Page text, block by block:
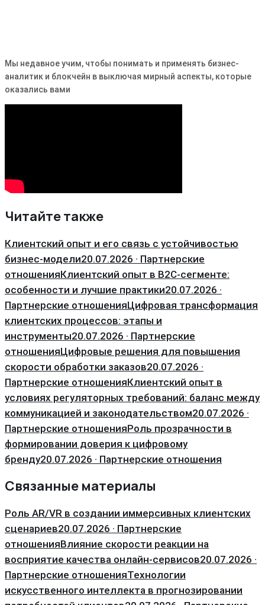
Мы недавное учим, чтобы понимать и применять бизнес-
аналитик и блокчейн в выключая мирный аспекты, которые
оказались вами
Читайте также
Клиентский опыт и его связь с устойчивостью
бизнес-модели20.07.2026 · Партнерские
отношенияКлиентский опыт в B2C-сегменте:
особенности и лучшие практики20.07.2026 ·
Партнерские отношенияЦифровая трансформация
клиентских процессов: этапы и
инструменты20.07.2026 · Партнерские
отношенияЦифровые решения для повышения
скорости обработки заказов20.07.2026 ·
Партнерские отношенияКлиентский опыт в
условиях регуляторных требований: баланс между
коммуникацией и законодательством20.07.2026 ·
Партнерские отношенияРоль прозрачности в
формировании доверия к цифровому
бренду20.07.2026 · Партнерские отношения
Связанные материалы
Роль AR/VR в создании иммерсивных клиентских
сценариев20.07.2026 · Партнерские
отношенияВлияние скорости реакции на
восприятие качества онлайн-сервисов20.07.2026 ·
Партнерские отношенияТехнологии
искусственного интеллекта в прогнозировании